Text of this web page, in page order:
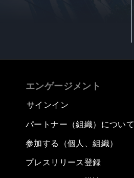
エンゲージメント
サインイン
パートナー（組織）につい
参加する（個人、組織）
プレスリリース登録